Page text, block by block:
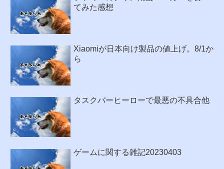
てみた感想
Xiaomiが日本向け製品の値上げ。8/1か
ら
タスクバーヒーローで最悪の不具合他
ゲームに関する雑記20230403